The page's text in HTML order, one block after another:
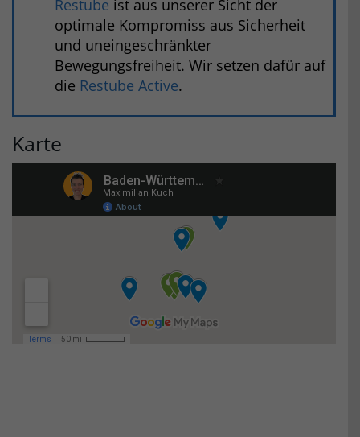
Restube ist aus unserer Sicht der
optimale Kompromiss aus Sicherheit
und uneingeschränkter
Bewegungsfreiheit. Wir setzen dafür auf
die Restube Active.
Karte